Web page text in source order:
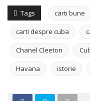
Tags carti bune
carti despre cuba
Chanel Cleeton
Havana istorie